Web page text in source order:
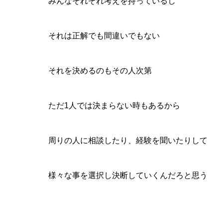
それは正解でも間違いでもない
それを決めるのもその人次第
ただ1人では決まらない時もあるから
周りの人に相談したり、経験を聞いたりして
様々な事を選択し決断していくんだろと思う